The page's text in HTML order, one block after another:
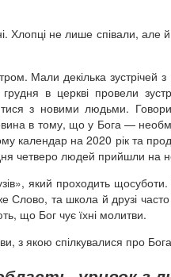
Хлопці не лише співали,
Мали декілька зустрічей
в церкві провели
з новими людьми.
в тому, що у Бога —
календар на 2020 рік та
четверо людей прийшли на
який проходить щосуботи.
Слово, та школа й друзі
що Бог чує їхні молитви.
з якою спілкувалися про